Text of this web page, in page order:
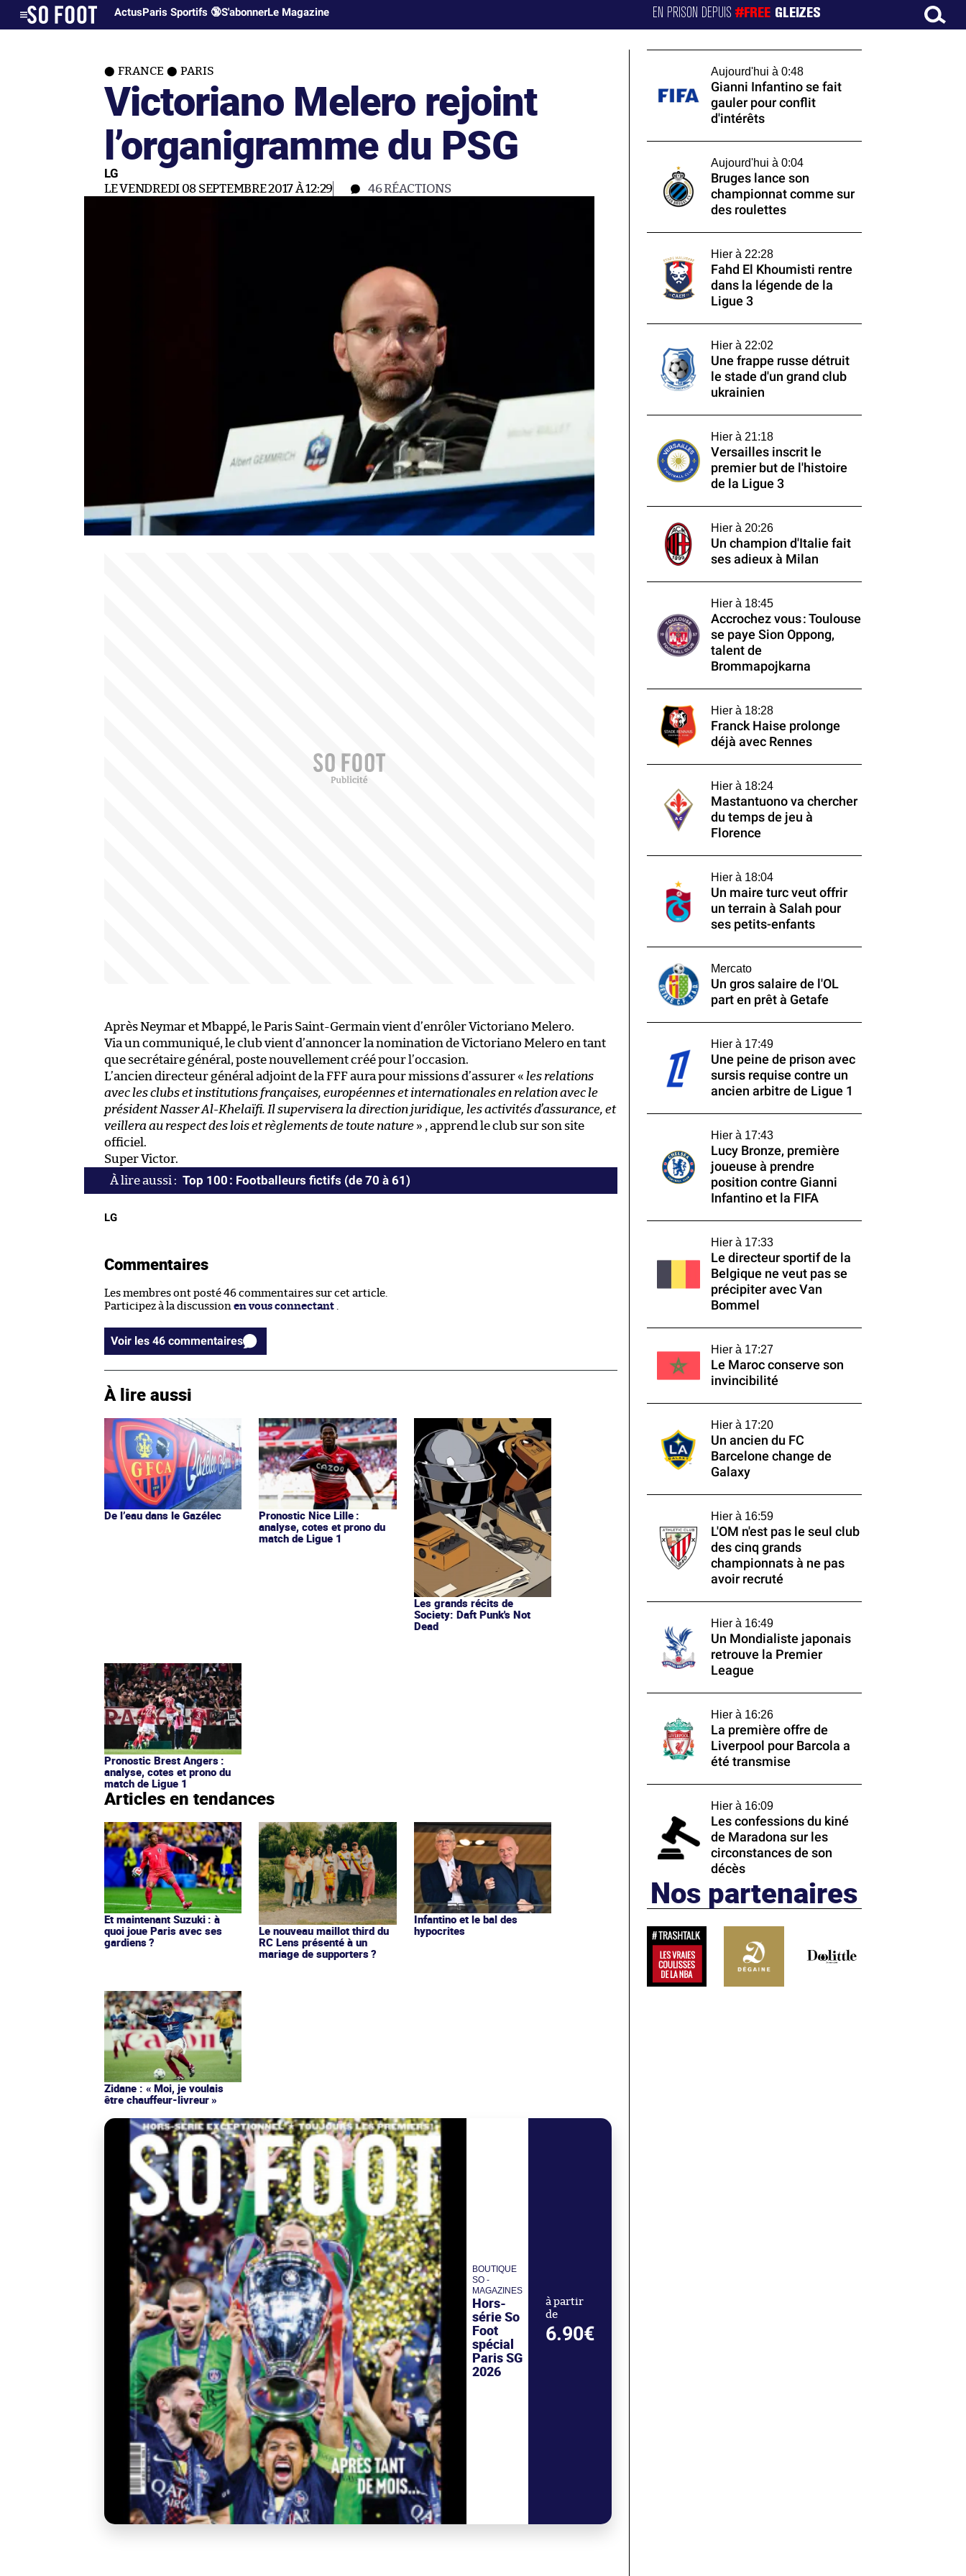
ActusParis Sportifs 🔞S'abonnerLe Magazine EN PRISON DEPUIS#FREE GLEIZES
FRANCE PARIS
Victoriano Melero rejoint
l’organigramme du PSG
LG
LE VENDREDI 08 SEPTEMBRE 2017 À 12:29 46RÉACTIONS
Après Neymar et Mbappé, le Paris Saint-Germain vient d’enrôler Victoriano Melero.
Via un communiqué, le club vient d’annoncer la nomination de Victoriano Melero en tant
que secrétaire général, poste nouvellement créé pour l’occasion.
L’ancien directeur général adjoint de la FFF aura pour missions d’assurer « les relations
avec les clubs et institutions françaises, européennes et internationales en relation avec le
président Nasser Al-Khelaïfi. Il supervisera la direction juridique, les activités d’assurance, et
veillera au respect des lois et règlements de toute nature » , apprend le club sur son site
officiel.
Super Victor.
Top 100 : Footballeurs fictifs (de 70 à 61)
LG
Commentaires
Les membres ont posté 46 commentaires sur cet article.
Participez à la discussion en vous connectant .
Voir les 46 commentaires
À lire aussi
De l’eau dans le Gazélec
Pronostic Nice Lille :
analyse, cotes et prono du
match de Ligue 1
Les grands récits de
Society: Daft Punk's Not
Dead
Pronostic Brest Angers :
analyse, cotes et prono du
match de Ligue 1
Articles en tendances
Et maintenant Suzuki : à
quoi joue Paris avec ses
gardiens ?
Le nouveau maillot third du
RC Lens présenté à un
mariage de supporters ?
Infantino et le bal des
hypocrites
Zidane : « Moi, je voulais
être chauffeur-livreur »
BOUTIQUE
SO -
MAGAZINES
Hors-
série So
Foot
spécial
Paris SG
2026
à partir
de
6.90€
Aujourd'hui à 0:48
Gianni Infantino se fait
gauler pour conflit
d'intérêts
Aujourd'hui à 0:04
Bruges lance son
championnat comme sur
des roulettes
Hier à 22:28
Fahd El Khoumisti rentre
dans la légende de la
Ligue 3
Hier à 22:02
Une frappe russe détruit
le stade d'un grand club
ukrainien
Hier à 21:18
Versailles inscrit le
premier but de l'histoire
de la Ligue 3
Hier à 20:26
Un champion d'Italie fait
ses adieux à Milan
Hier à 18:45
Accrochez vous : Toulouse
se paye Sion Oppong,
talent de
Brommapojkarna
Hier à 18:28
Franck Haise prolonge
déjà avec Rennes
Hier à 18:24
Mastantuono va chercher
du temps de jeu à
Florence
Hier à 18:04
Un maire turc veut offrir
un terrain à Salah pour
ses petits-enfants
Mercato
Un gros salaire de l'OL
part en prêt à Getafe
Hier à 17:49
Une peine de prison avec
sursis requise contre un
ancien arbitre de Ligue 1
Hier à 17:43
Lucy Bronze, première
joueuse à prendre
position contre Gianni
Infantino et la FIFA
Hier à 17:33
Le directeur sportif de la
Belgique ne veut pas se
précipiter avec Van
Bommel
Hier à 17:27
Le Maroc conserve son
invincibilité
Hier à 17:20
Un ancien du FC
Barcelone change de
Galaxy
Hier à 16:59
L'OM n'est pas le seul club
des cinq grands
championnats à ne pas
avoir recruté
Hier à 16:49
Un Mondialiste japonais
retrouve la Premier
League
Hier à 16:26
La première offre de
Liverpool pour Barcola a
été transmise
Hier à 16:09
Les confessions du kiné
de Maradona sur les
circonstances de son
décès
Nos partenaires